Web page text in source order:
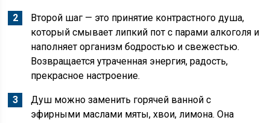
Второй шаг — это принятие контрастного душа,
который смывает липкий пот с парами алкоголя и
наполняет организм бодростью и свежестью.
Возвращается утраченная энергия, радость,
прекрасное настроение.
Душ можно заменить горячей ванной с
эфирными маслами мяты, хвои, лимона. Она